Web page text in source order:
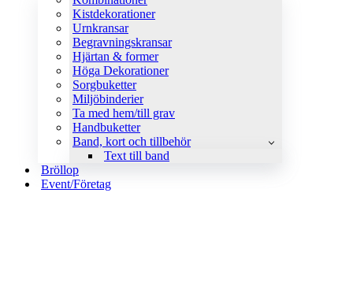
Kistdekorationer
Urnkransar
Begravningskransar
Hjärtan & former
Höga Dekorationer
Sorgbuketter
Miljöbinderier
Ta med hem/till grav
Handbuketter
Band, kort och tillbehör
Text till band
Bröllop
Event/Företag